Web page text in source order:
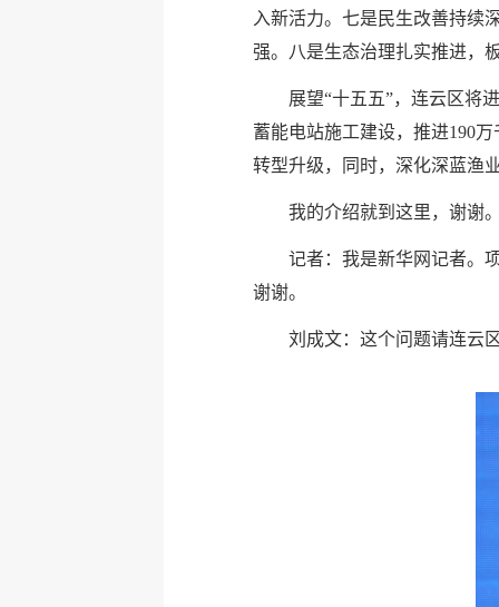
入新活力。七是民生改善持续
强。八是生态治理扎实推进，
展望“十五五”，连云区将
蓄能电站施工建设，推进190
转型升级，同时，深化深蓝渔
我的介绍就到这里，谢谢
记者：我是新华网记者。
谢谢。
刘成文：这个问题请连云